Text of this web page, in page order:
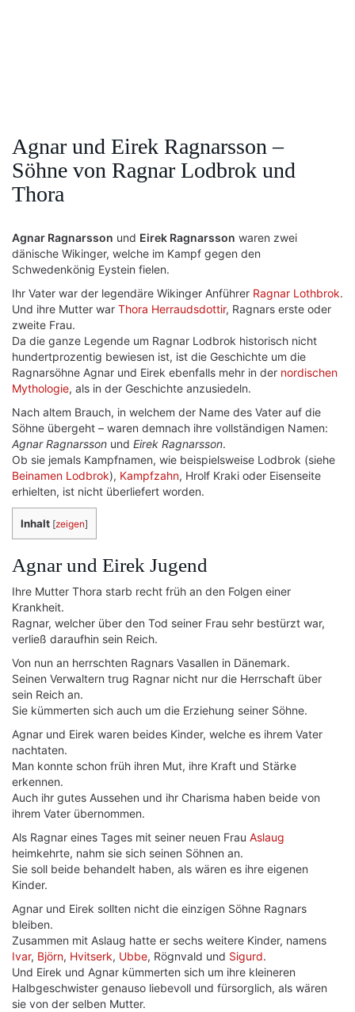
Agnar und Eirek Ragnarsson –
Söhne von Ragnar Lodbrok und
Thora
Agnar Ragnarsson und Eirek Ragnarsson waren zwei
dänische Wikinger, welche im Kampf gegen den
Schwedenkönig Eystein fielen.
Ihr Vater war der legendäre Wikinger Anführer Ragnar Lothbrok.
Und ihre Mutter war Thora Herraudsdottir, Ragnars erste oder
zweite Frau.
Da die ganze Legende um Ragnar Lodbrok historisch nicht
hundertprozentig bewiesen ist, ist die Geschichte um die
Ragnarsöhne Agnar und Eirek ebenfalls mehr in der nordischen
Mythologie, als in der Geschichte anzusiedeln.
Nach altem Brauch, in welchem der Name des Vater auf die
Söhne übergeht – waren demnach ihre vollständigen Namen:
Agnar Ragnarsson und Eirek Ragnarsson.
Ob sie jemals Kampfnamen, wie beispielsweise Lodbrok (siehe
Beinamen Lodbrok), Kampfzahn, Hrolf Kraki oder Eisenseite
erhielten, ist nicht überliefert worden.
Inhalt [zeigen]
Agnar und Eirek Jugend
Ihre Mutter Thora starb recht früh an den Folgen einer
Krankheit.
Ragnar, welcher über den Tod seiner Frau sehr bestürzt war,
verließ daraufhin sein Reich.
Von nun an herrschten Ragnars Vasallen in Dänemark.
Seinen Verwaltern trug Ragnar nicht nur die Herrschaft über
sein Reich an.
Sie kümmerten sich auch um die Erziehung seiner Söhne.
Agnar und Eirek waren beides Kinder, welche es ihrem Vater
nachtaten.
Man konnte schon früh ihren Mut, ihre Kraft und Stärke
erkennen.
Auch ihr gutes Aussehen und ihr Charisma haben beide von
ihrem Vater übernommen.
Als Ragnar eines Tages mit seiner neuen Frau Aslaug
heimkehrte, nahm sie sich seinen Söhnen an.
Sie soll beide behandelt haben, als wären es ihre eigenen
Kinder.
Agnar und Eirek sollten nicht die einzigen Söhne Ragnars
bleiben.
Zusammen mit Aslaug hatte er sechs weitere Kinder, namens
Ivar, Björn, Hvitserk, Ubbe, Rögnvald und Sigurd.
Und Eirek und Agnar kümmerten sich um ihre kleineren
Halbgeschwister genauso liebevoll und fürsorglich, als wären
sie von der selben Mutter.